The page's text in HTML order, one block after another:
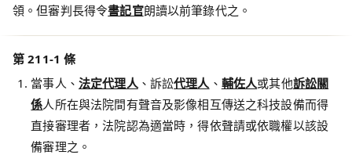
領。但審判長得令書記官朗讀以前筆錄代之。
第 211-1 條
當事人、 法定代理人、訴訟代理人、 輔佐人或其他訴訟關
係人所在與法院間有聲音及影像相互傳送之科技設備而得
直接審理者，法院認為適當時，得依聲請或依職權以該設
備審理之。